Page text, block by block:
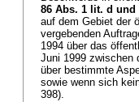
86 Abs. 1 lit. d und
auf dem Gebiet der
vergebenden
1994 über das
Juni 1999 zwischen
über bestimmte
sowie wenn sich
398).